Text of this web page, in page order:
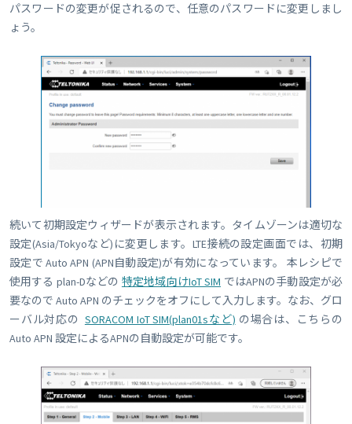
パスワードの変更が促されるので、任意のパスワードに変更しまし
ょう。
続いて初期設定ウィザードが表示されます。タイムゾーンは適切な
設定(Asia/Tokyoなど)に変更します。LTE接続の設定画面では、初期
設定で Auto APN (APN自動設定)が有効になっています。 本レシピで
使用する plan-Dなどの 特定地域向けIoT SIM ではAPNの手動設定が必
要なので Auto APN のチェックをオフにして入力します。なお、グロ
ーバル対応の SORACOM IoT SIM(plan01sなど) の場合は、こちらの
Auto APN 設定によるAPNの自動設定が可能です。